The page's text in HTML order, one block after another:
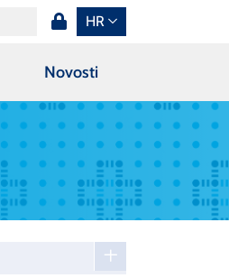
HR
Novosti